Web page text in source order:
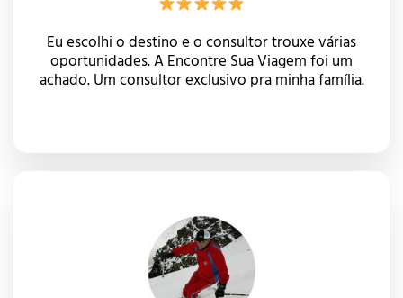
Eu escolhi o destino e o consultor trouxe várias
oportunidades. A Encontre Sua Viagem foi um
achado. Um consultor exclusivo pra minha família.